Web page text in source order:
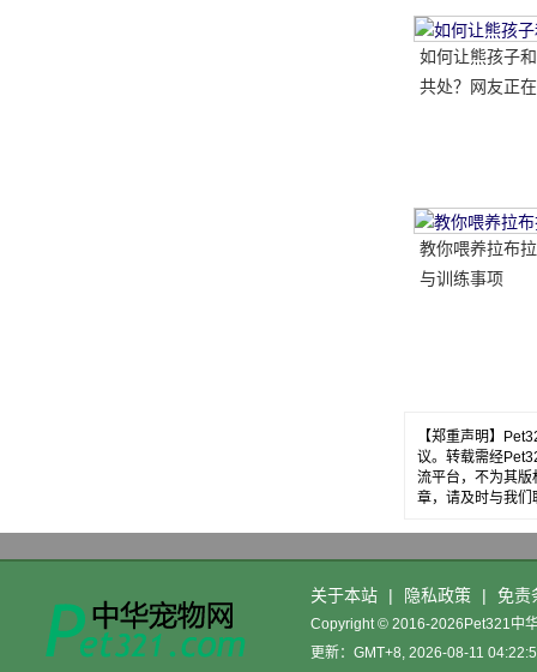
如何让熊孩子
共处？网友正
教你喂养拉布
与训练事项
【郑重声明】
议。转载需经
流平台，不为其
章，请及时与我
关于本站 | 隐私政策 | 免责
Copyright © 2016-2026Pet321中
更新：GMT+8, 2026-08-11